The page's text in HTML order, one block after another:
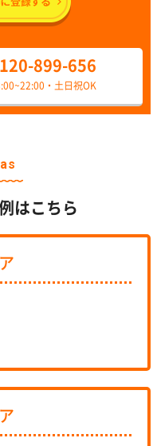
899-656
・土日祝OK
はこちら